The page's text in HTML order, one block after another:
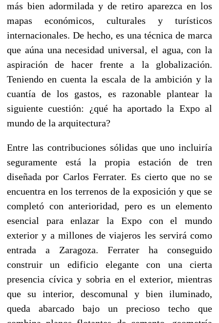
más bien adormilada y de retiro aparezca en los
mapas económicos, culturales y turísticos
internacionales. De hecho, es una técnica de marca
que aúna una necesidad universal, el agua, con la
aspiración de hacer frente a la globalización.
Teniendo en cuenta la escala de la ambición y la
cuantía de los gastos, es razonable plantear la
siguiente cuestión: ¿qué ha aportado la Expo al
mundo de la arquitectura?
Entre las contribuciones sólidas que uno incluiría
seguramente está la propia estación de tren
diseñada por Carlos Ferrater. Es cierto que no se
encuentra en los terrenos de la exposición y que se
completó con anterioridad, pero es un elemento
esencial para enlazar la Expo con el mundo
exterior y a millones de viajeros les servirá como
entrada a Zaragoza. Ferrater ha conseguido
construir un edificio elegante con una cierta
presencia cívica y sobria en el exterior, mientras
que su interior, descomunal y bien iluminado,
queda abarcado bajo un precioso techo que